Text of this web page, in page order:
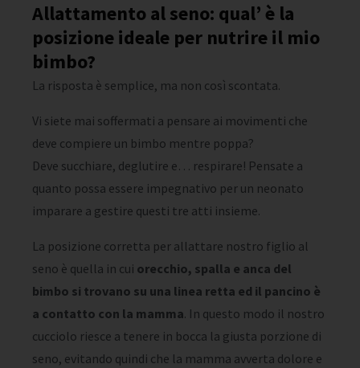
Allattamento al seno: qual’ è la
posizione ideale per nutrire il mio
bimbo?
La risposta è semplice, ma non così scontata.
Vi siete mai soffermati a pensare ai movimenti che
deve compiere un bimbo mentre poppa?
Deve succhiare, deglutire e… respirare! Pensate a
quanto possa essere impegnativo per un neonato
imparare a gestire questi tre atti insieme.
La posizione corretta per allattare nostro figlio al
seno è quella in cui orecchio, spalla e anca del
bimbo si trovano su una linea retta ed il pancino è
a contatto con la mamma. In questo modo il nostro
cucciolo riesce a tenere in bocca la giusta porzione di
seno, evitando quindi che la mamma avverta dolore e